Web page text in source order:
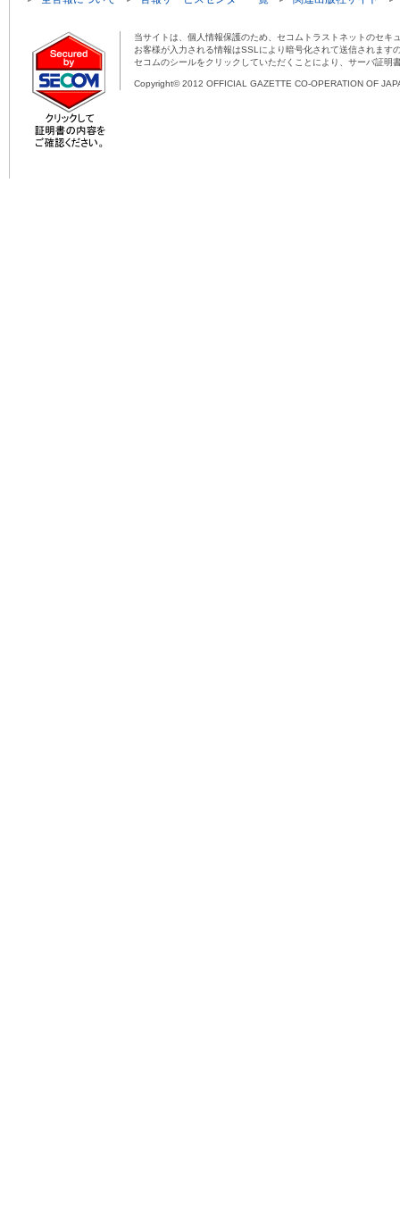
当サイトは、個人情報保護のため、セコムトラストネットのセキ
お客様が入力される情報はSSLにより暗号化されて送信されま
セコムのシールをクリックしていただくことにより、サーバ証明
Copyright© 2012 OFFICIAL GAZETTE CO-OPERATION OF